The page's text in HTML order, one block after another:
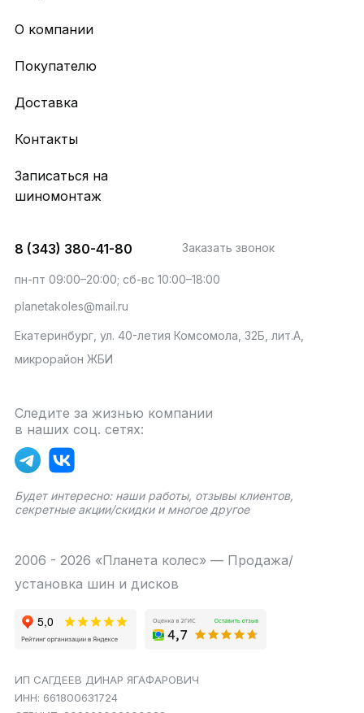
О компании
Покупателю
Доставка
Контакты
Записаться на
шиномонтаж
8 (343) 380-41-80 Заказать звонок
пн-пт 09:00–20:00; сб-вс 10:00–18:00
planetakoles@mail.ru
Екатеринбург, ул. 40-летия Комсомола, 32Б, лит.А,
микрорайон ЖБИ
Следите за жизнью компании
в наших соц. сетях:
Будет интересно: наши работы, отзывы клиентов,
секретные акции/скидки и многое другое
2006 - 2026 «Планета колес» — Продажа/
установка шин и дисков
ИП САГДЕЕВ ДИНАР ЯГАФАРОВИЧ
ИНН: 661800631724